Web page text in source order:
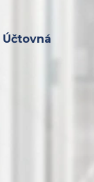
Účtovná